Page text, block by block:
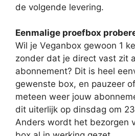
de volgende levering.
Eenmalige proefbox
Wil je Veganbox gewoon 1
zonder dat je direct vast zit
abonnement? Dit is heel
gewenste box, en pauzeer
meteen weer jouw
dit uiterlijk op dinsdag om
Anders wordt het bezorgen